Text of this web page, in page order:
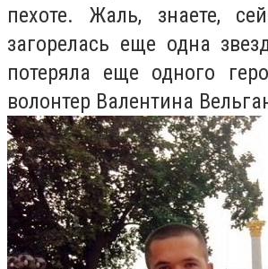
пехоте. Жаль, знаете,
загорелась еще одна
потеряла еще одного
волонтер Валентина